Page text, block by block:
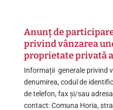
Anunț de
privind vânzarea
proprietate privată
Informații generale privind
denumirea, codul de
de telefon, fax și/sau
contact: Comuna Horia,